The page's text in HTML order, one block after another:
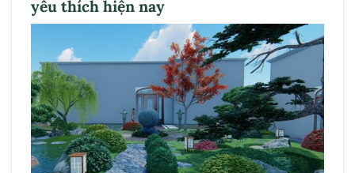
yêu thích hiện nay